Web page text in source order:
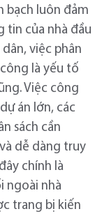
bạch luôn đảm
tin của nhà đầu
việc phân
là yếu tố
Việc công
án lớn, các
sách cần
dễ dàng truy
chính là
ngoài nhà
trang bị kiến